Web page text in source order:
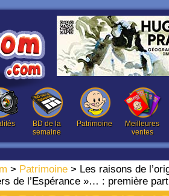
BD de la
semaine
Patrimoine
Meilleures
ventes
> Patrimoine > Les raisons de
de l’Espérance »… : première